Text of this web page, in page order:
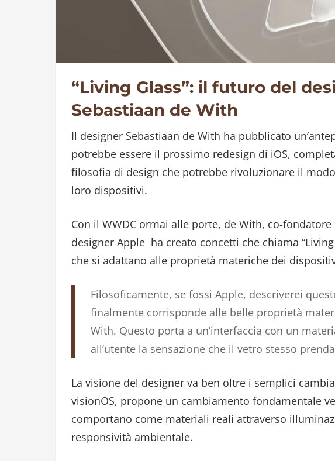
“Living Glass”: il futuro del
Sebastiaan de With
Il designer Sebastiaan de With ha pubblicato
potrebbe essere il prossimo redesign di iOS,
filosofia di design che potrebbe rivoluzionare il
loro dispositivi.
Con il WWDC ormai alle porte, de With, co-
designer Apple ha creato concetti che chiama
che si adattano alle proprietà materiche dei
Filosoficamente, se fossi Apple, descriverei
finalmente corrisponde alle belle proprietà
With. Questo porta a un’interfaccia con un
all’utente la sensazione che il vetro stesso
La visione del designer va ben oltre i semplici
visionOS, propone un cambiamento fondamentale
comportano come materiali reali attraverso
responsività ambientale.